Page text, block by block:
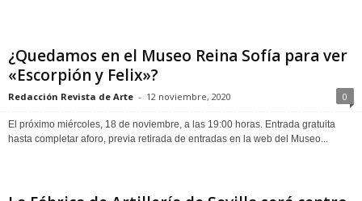
¿Quedamos en el Museo Reina Sofía para ver
«Escorpión y Felix»?
Redacción Revista de Arte - 12 noviembre, 2020 0
El próximo miércoles, 18 de noviembre, a las 19:00 horas. Entrada gratuita
hasta completar aforo, previa retirada de entradas en la web del Museo...